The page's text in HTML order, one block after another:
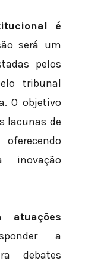
é
será um
pelos
tribunal
O objetivo
lacunas de
inovação
atuações
a
debates